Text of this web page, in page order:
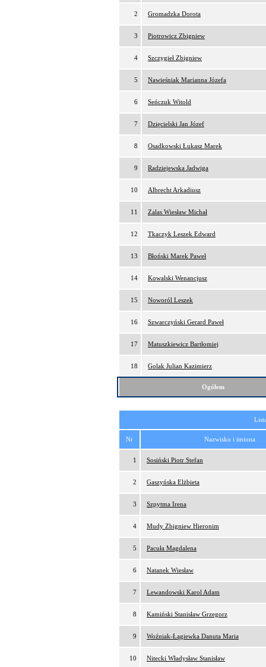
2 Gromadzka Dorota
3 Piotrowicz Zbigniew
4 Szczygieł Zbigniew
5 Nawieśniak Marianna Józefa
6 Seńczuk Witold
7 Dzięcielski Jan Józef
8 Osadkowski Łukasz Marek
9 Radziejewska Jadwiga
10 Albrecht Arkadiusz
11 Zalas Wiesław Michał
12 Tkaczyk Leszek Edward
13 Błoński Marek Paweł
14 Kowalski Wenancjusz
15 Noworól Leszek
16 Szwarczyński Gerard Paweł
17 Matuszkiewicz Bartłomiej
18 Golak Julian Kazimierz
Ogółem
Nr Nazwisko i imiona
1 Sosiński Piotr Stefan
2 Gaszyńska Elżbieta
3 Szpytma Irena
4 Mudy Zbigniew Hieronim
5 Pacuła Magdalena
6 Natanek Wiesław
7 Lewandowski Karol Adam
8 Kamiński Stanisław Grzegorz
9 Woźniak-Łągiewka Danuta Maria
10 Nitecki Władysław Stanisław